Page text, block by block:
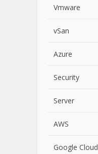
Vmware
vSan
Azure
Security
Server
AWS
Google Cloud